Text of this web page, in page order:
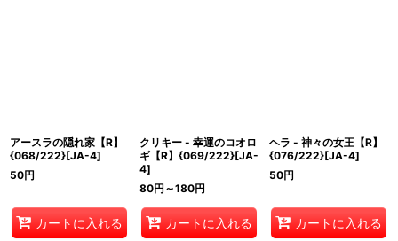
アースラの隠れ家【R】
{068/222}[JA-4]
50円
カートに入れる
クリキー - 幸運のコオロ
ギ【R】{069/222}[JA-
4]
80円 ～180円
カートに入れる
ヘラ - 神々の女王【R】
{076/222}[JA-4]
50円
カートに入れる